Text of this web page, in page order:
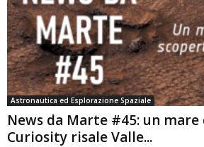
Astronautica ed Esplorazione Spaziale
News da Marte #45: un
Curiosity risale Valle...